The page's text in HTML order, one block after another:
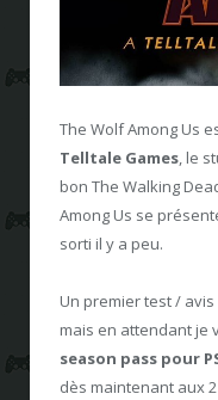
The Wolf Among Us
Telltale Games, le
bon The Walking
Among Us se
sorti il y a peu.
Un premier test /
mais en attendant je
season pass pour
dès maintenant aux